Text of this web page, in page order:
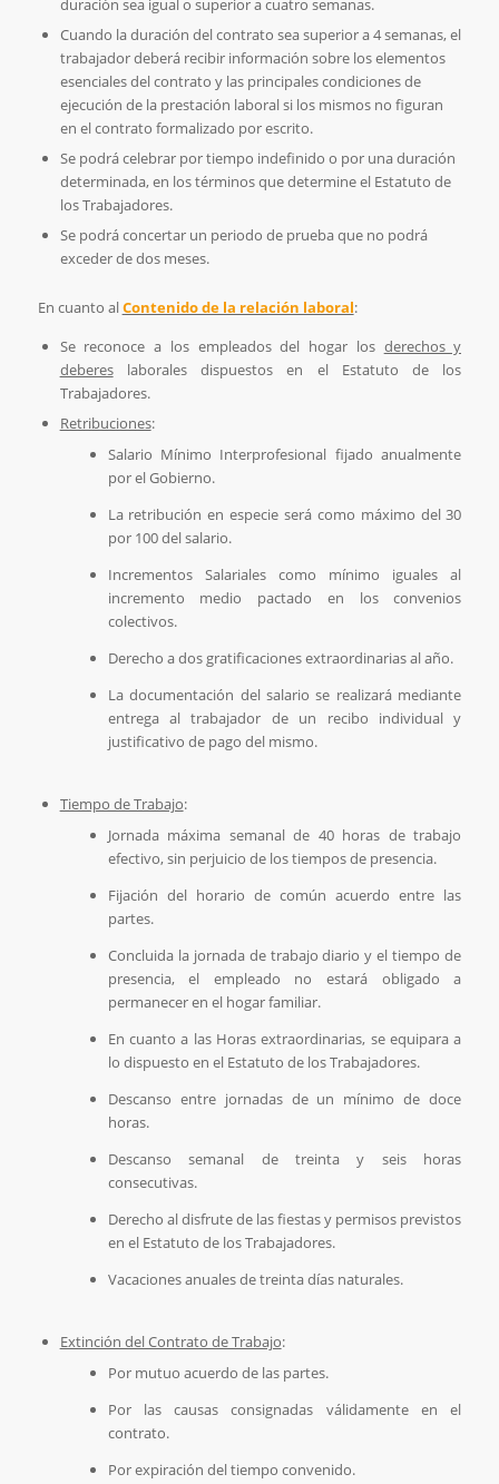
duración sea igual o superior a cuatro semanas.
Cuando la duración del contrato sea superior a 4 semanas, el
trabajador deberá recibir información sobre los elementos
esenciales del contrato y las principales condiciones de
ejecución de la prestación laboral si los mismos no figuran
en el contrato formalizado por escrito.
Se podrá celebrar por tiempo indefinido o por una duración
determinada, en los términos que determine el Estatuto de
los Trabajadores.
Se podrá concertar un periodo de prueba que no podrá
exceder de dos meses.
En cuanto alContenido de la relación laboral:
Se reconoce a los empleados del hogar los derechos y
debereslaborales dispuestos en el Estatuto de los
Trabajadores.
Retribuciones:
Salario Mínimo Interprofesional fijado anualmente
por el Gobierno.
La retribución en especie será como máximo del 30
por 100 del salario.
Incrementos Salariales como mínimo iguales al
incremento medio pactado en los convenios
colectivos.
Derecho a dos gratificaciones extraordinarias al año.
La documentación del salario se realizará mediante
entrega al trabajador de un recibo individual y
justificativo de pago del mismo.
Tiempo de Trabajo:
Jornada máxima semanal de 40 horas de trabajo
efectivo, sin perjuicio de los tiempos de presencia.
Fijación del horario de común acuerdo entre las
partes.
Concluida la jornada de trabajo diario y el tiempo de
presencia, el empleado no estará obligado a
permanecer en el hogar familiar.
En cuanto a las Horas extraordinarias, se equipara a
lo dispuesto en el Estatuto de los Trabajadores.
Descanso entre jornadas de un mínimo de doce
horas.
Descanso semanal de treinta y seis horas
consecutivas.
Derecho al disfrute de las fiestas y permisos previstos
en el Estatuto de los Trabajadores.
Vacaciones anuales de treinta días naturales.
Extinción del Contrato de Trabajo:
Por mutuo acuerdo de las partes.
Por las causas consignadas válidamente en el
contrato.
Por expiración del tiempo convenido.